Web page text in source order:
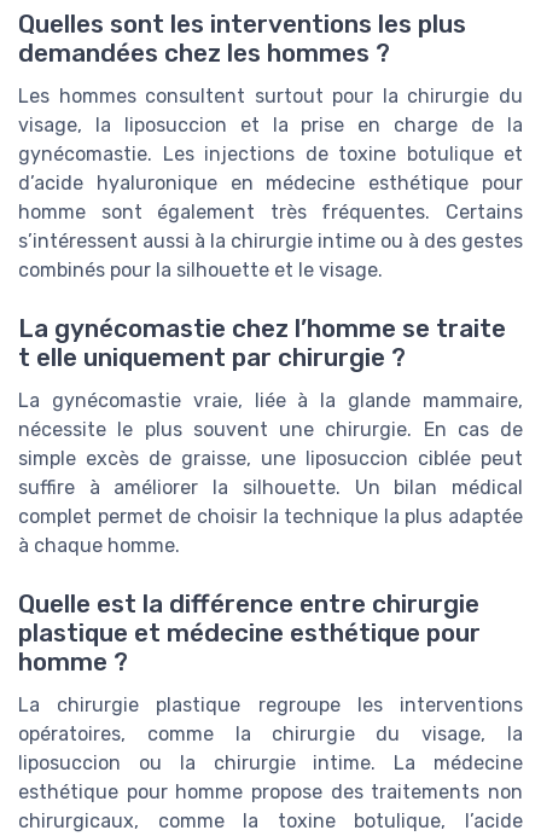
Quelles sont les interventions les plus
demandées chez les hommes ?
Les hommes consultent surtout pour la chirurgie du
visage, la liposuccion et la prise en charge de la
gynécomastie. Les injections de toxine botulique et
d’acide hyaluronique en médecine esthétique pour
homme sont également très fréquentes. Certains
s’intéressent aussi à la chirurgie intime ou à des gestes
combinés pour la silhouette et le visage.
La gynécomastie chez l’homme se traite
t elle uniquement par chirurgie ?
La gynécomastie vraie, liée à la glande mammaire,
nécessite le plus souvent une chirurgie. En cas de
simple excès de graisse, une liposuccion ciblée peut
suffire à améliorer la silhouette. Un bilan médical
complet permet de choisir la technique la plus adaptée
à chaque homme.
Quelle est la différence entre chirurgie
plastique et médecine esthétique pour
homme ?
La chirurgie plastique regroupe les interventions
opératoires, comme la chirurgie du visage, la
liposuccion ou la chirurgie intime. La médecine
esthétique pour homme propose des traitements non
chirurgicaux, comme la toxine botulique, l’acide